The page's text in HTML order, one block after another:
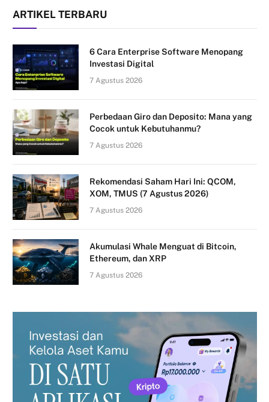
ARTIKEL TERBARU
6 Cara Enterprise Software Menopang
Investasi Digital
7 Agustus 2026
Perbedaan Giro dan Deposito: Mana yang
Cocok untuk Kebutuhanmu?
7 Agustus 2026
Rekomendasi Saham Hari Ini: QCOM,
XOM, TMUS (7 Agustus 2026)
7 Agustus 2026
Akumulasi Whale Menguat di Bitcoin,
Ethereum, dan XRP
7 Agustus 2026